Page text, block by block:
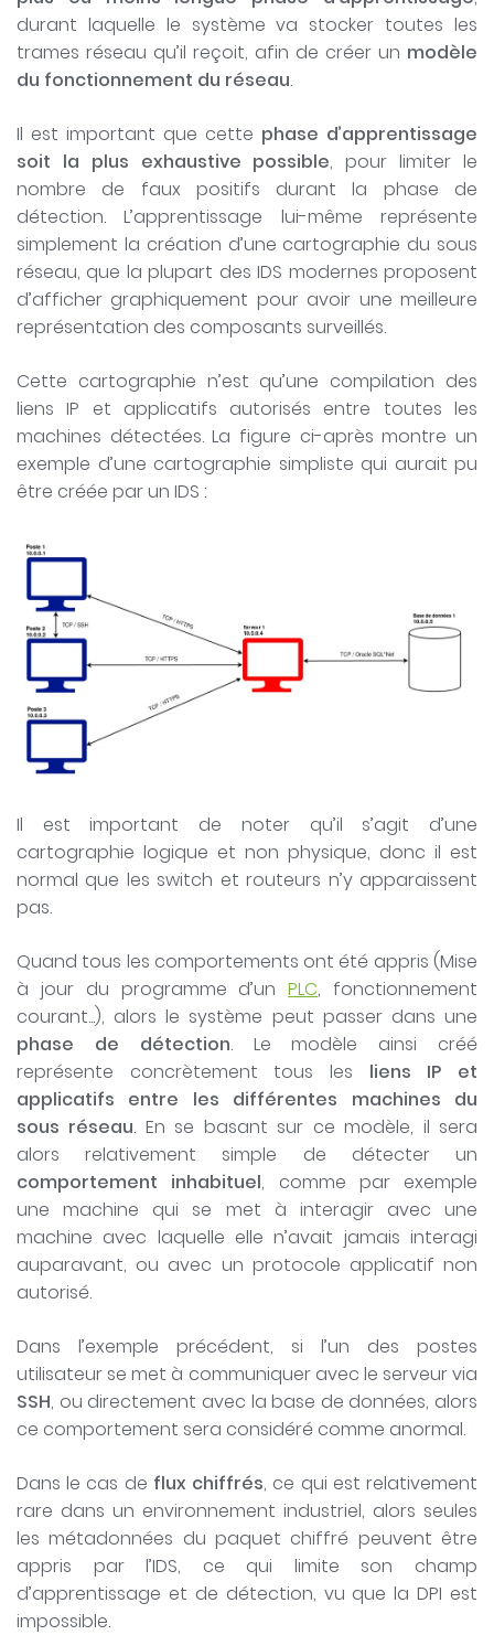
durant laquelle le système va stocker toutes les
trames réseau qu’il reçoit, afin de créer un modèle
du fonctionnement du réseau.
Il est important que cette phase d’apprentissage
soit la plus exhaustive possible, pour limiter le
nombre de faux positifs durant la phase de
détection. L’apprentissage lui-même représente
simplement la création d’une cartographie du sous
réseau, que la plupart des IDS modernes proposent
d’afficher graphiquement pour avoir une meilleure
représentation des composants surveillés.
Cette cartographie n’est qu’une compilation des
liens IP et applicatifs autorisés entre toutes les
machines détectées. La figure ci-après montre un
exemple d’une cartographie simpliste qui aurait pu
être créée par un IDS :
Il est important de noter qu’il s’agit d’une
cartographie logique et non physique, donc il est
normal que les switch et routeurs n’y apparaissent
pas.
Quand tous les comportements ont été appris (Mise
à jour du programme d’unPLC, fonctionnement
courant...), alors le système peut passer dans une
phase de détection. Le modèle ainsi créé
représente concrètement tous les liens IP et
applicatifs entre les différentes machines du
sous réseau. En se basant sur ce modèle, il sera
alors relativement simple de détecter un
comportement inhabituel, comme par exemple
une machine qui se met à interagir avec une
machine avec laquelle elle n’avait jamais interagi
auparavant, ou avec un protocole applicatif non
autorisé.
Dans l’exemple précédent, si l’un des postes
utilisateur se met à communiquer avec le serveur via
SSH, ou directement avec la base de données, alors
ce comportement sera considéré comme anormal.
Dans le cas de flux chiffrés, ce qui est relativement
rare dans un environnement industriel, alors seules
les métadonnées du paquet chiffré peuvent être
appris par l’IDS, ce qui limite son champ
d’apprentissage et de détection, vu que la DPI est
impossible.